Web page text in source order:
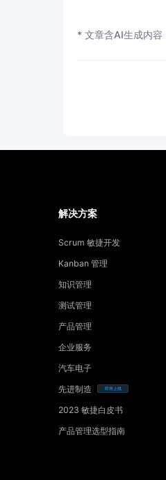
* 文章含AI生成内容
解决方案
Scrum 敏捷开发
Kanban 管理
知识管理
测试管理
产品管理
企业服务
汽车电子
先进制造
即将上线
2023 敏捷白皮书
产品管理选型指南